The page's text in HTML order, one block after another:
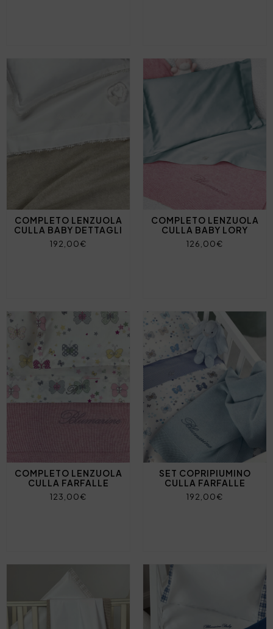
COMPLETO LENZUOLA
CULLA BABY DETTAGLI
192,00€
COMPLETO LENZUOLA
CULLA BABY LORY
126,00€
COMPLETO LENZUOLA
CULLA FARFALLE
123,00€
SET COPRIPIUMINO
CULLA FARFALLE
192,00€